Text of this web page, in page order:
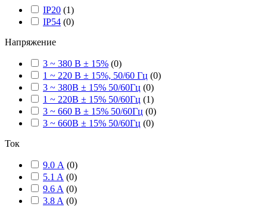
IP20 (1)
IP54 (0)
Напряжение
3 ~ 380 В ± 15% (0)
1 ~ 220 В ± 15%, 50/60 Гц (0)
3 ~ 380В ± 15% 50/60Гц (0)
1 ~ 220В ± 15% 50/60Гц (1)
3 ~ 660 В ± 15% 50/60Гц (0)
3 ~ 660В ± 15% 50/60Гц (0)
Ток
9.0 А (0)
5.1 A (0)
9.6 A (0)
3.8 A (0)